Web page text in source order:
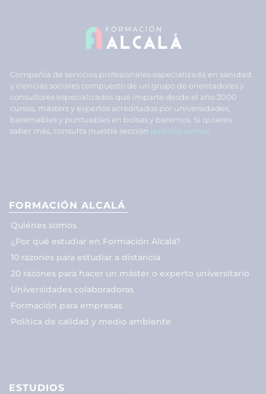
Compañía de servicios profesionales especializada en sanidad
y ciencias sociales compuesto de un grupo de orientadores y
consultores especializados que imparte desde el año 2000
cursos, másters y expertos acreditados por universidades,
baremables y puntuables en bolsas y baremos. Si quieres
saber más, consulta nuestra sección quiénes somos
FORMACIÓN ALCALÁ
Quiénes somos
¿Por qué estudiar en Formación Alcalá?
10 razones para estudiar a distancia
20 razones para hacer un máster o experto universitario
Universidades colaboradoras
Formación para empresas
Política de calidad y medio ambiente
ESTUDIOS